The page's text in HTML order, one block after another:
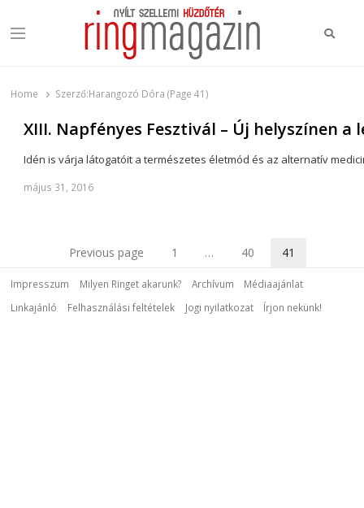
Menu
Home Szerző:Harangozó Dóra (Page 41)
XIII. Napfényes Fesztivál – Új helyszínen a
Idén is várja látogatóit a természetes életmód és az alternatív
május 31, 2016
Previous page Page
1 … 40 41
Impresszum Milyen Ringet akarunk? Archívum
Médiaajánlat
Linkajánló
Felhasználási feltételek Jogi nyilatkozat Írjon nekünk!